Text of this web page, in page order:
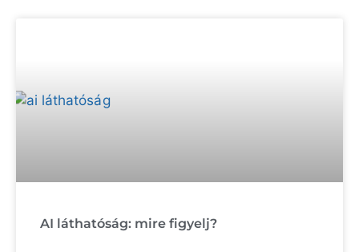
AI láthatóság: mire figyelj?